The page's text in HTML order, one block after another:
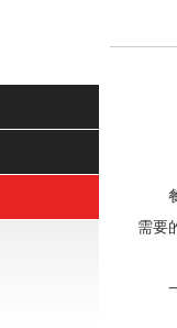
需要